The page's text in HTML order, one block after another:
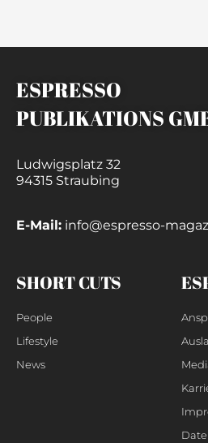
ESPRESSO
PUBLIKATIONS
Ludwigsplatz 32
94315 Straubing
E-Mail: info@espresso-
SHORT CUTS
People
Lifestyle
News